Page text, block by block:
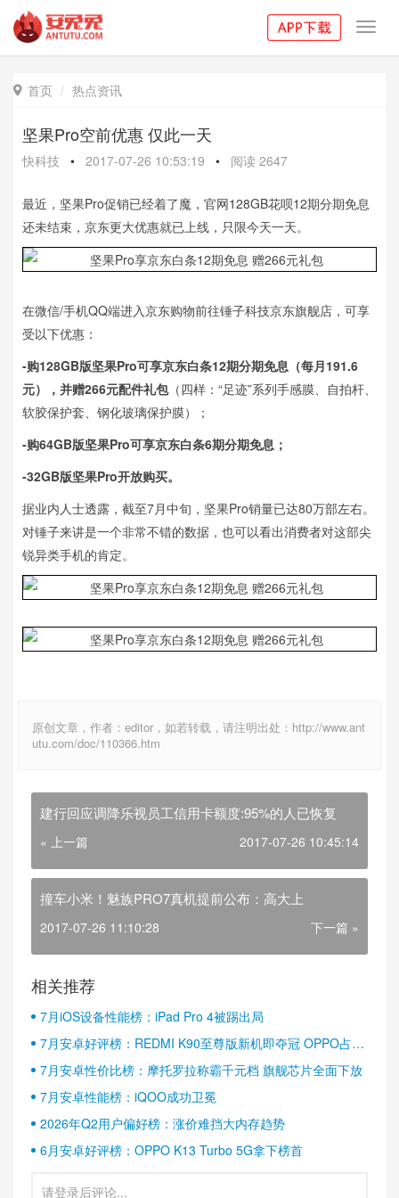
 首页 热点资讯
坚果Pro空前优惠 仅此一天
快科技 • 2017-07-26 10:53:19 • 阅读 2647
最近，坚果Pro促销已经着了魔，官网128GB花呗12期分期免息
还未结束，京东更大优惠就已上线，只限今天一天。
在微信/手机QQ端进入京东购物前往锤子科技京东旗舰店，可享
受以下优惠：
-购128GB版坚果Pro可享京东白条12期分期免息（每月191.6
元），并赠266元配件礼包（四样：“足迹”系列手感膜、自拍杆、
软胶保护套、钢化玻璃保护膜）；
-购64GB版坚果Pro可享京东白条6期分期免息；
-32GB版坚果Pro开放购买。
据业内人士透露，截至7月中旬，坚果Pro销量已达80万部左右。
对锤子来讲是一个非常不错的数据，也可以看出消费者对这部尖
锐异类手机的肯定。
原创文章，作者：editor，如若转载，请注明出处：http://www.ant
utu.com/doc/110366.htm
建行回应调降乐视员工信用卡额度:95%的人已恢复
« 上一篇 2017-07-26 10:45:14
撞车小米！魅族PRO7真机提前公布：高大上
2017-07-26 11:10:28 下一篇 »
相关推荐
7月iOS设备性能榜：iPad Pro 4被踢出局
7月安卓好评榜：REDMI K90至尊版新机即夺冠 OPPO占据
半壁江山
7月安卓性价比榜：摩托罗拉称霸千元档 旗舰芯片全面下放
7月安卓性能榜：iQOO成功卫冕
2026年Q2用户偏好榜：涨价难挡大内存趋势
6月安卓好评榜：OPPO K13 Turbo 5G拿下榜首